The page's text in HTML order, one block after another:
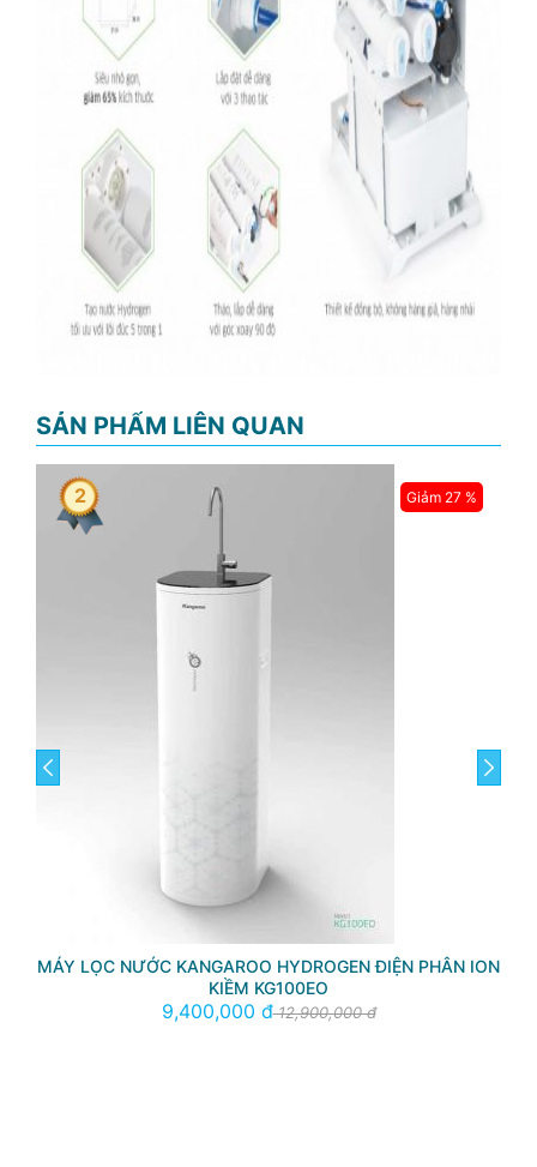
SẢN PHẨM LIÊN QUAN
3
MÁY LỌC NƯỚC KANGAROO HYDROGEN 10 CẤP LỌC
KG100HG VTU
5,790,000 đ9,500,000 đ
Giảm 39 %
prev next